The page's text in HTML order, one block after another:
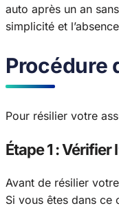
auto après un an
simplicité et
Procédure
Pour résilier votre
Étape 1 :
Avant de résilier
Si vous êtes dans